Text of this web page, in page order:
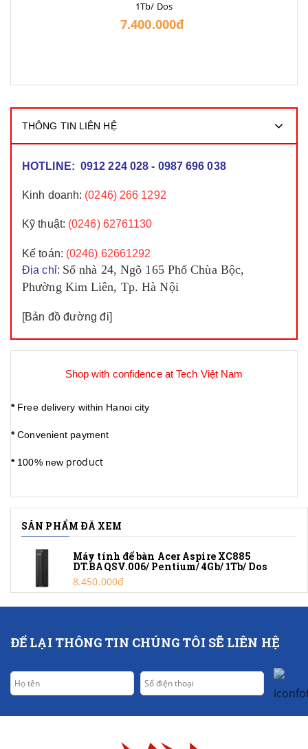
1Tb/ Dos
7.400.000đ
THÔNG TIN LIÊN HỆ
HOTLINE: 0912 224 028 - 0987 696 038
Kinh doanh: (0246) 266 1292
Kỹ thuật: (0246) 62761130
Kế toán: (0246) 62661292
Địa chỉ: Số nhà 24, Ngõ 165 Phố Chùa Bộc,
Phường Kim Liên, Tp. Hà Nội
[Bản đồ đường đi]
Shop with confidence at Tech Việt Nam
*Free delivery within Hanoi city
*Convenient payment
* 100% new product
SẢN PHẨM ĐÃ XEM
Máy tính để bàn Acer Aspire XC885
DT.BAQSV.006/ Pentium/ 4Gb/ 1Tb/ Dos
8.450.000đ
ĐỂ LẠI THÔNG TIN CHÚNG TÔI SẼ LIÊN HỆ